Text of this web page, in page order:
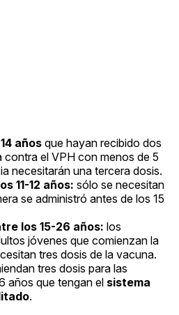
años que hayan recibido dos
contra el VPH con menos de 5
necesitarán una tercera dosis.
11-12 años: sólo se necesitan
se administró antes de los 15
los 15-26 años: los
jóvenes que comienzan la
tres dosis de la vacuna.
tres dosis para las
años que tengan el sistema
.